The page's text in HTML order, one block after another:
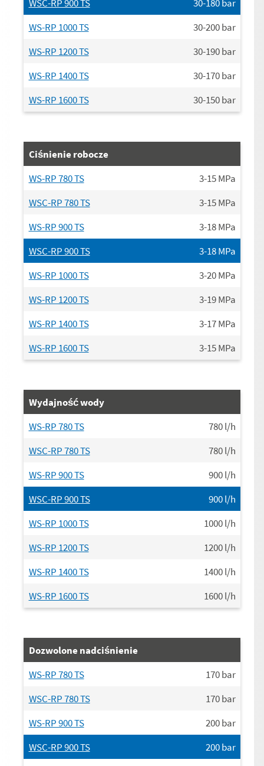
WSC-RP 900 TS
30-180bar
WS-RP 1000 TS
30-200bar
WS-RP 1200 TS
30-190bar
WS-RP 1400 TS
30-170bar
WS-RP 1600 TS
30-150bar
Ciśnienie robocze
WS-RP 780 TS
3-15MPa
WSC-RP 780 TS
3-15MPa
WS-RP 900 TS
3-18MPa
WSC-RP 900 TS
3-18MPa
WS-RP 1000 TS
3-20MPa
WS-RP 1200 TS
3-19MPa
WS-RP 1400 TS
3-17MPa
WS-RP 1600 TS
3-15MPa
Wydajność wody
WS-RP 780 TS
780l/h
WSC-RP 780 TS
780l/h
WS-RP 900 TS
900l/h
WSC-RP 900 TS
900l/h
WS-RP 1000 TS
1000l/h
WS-RP 1200 TS
1200l/h
WS-RP 1400 TS
1400l/h
WS-RP 1600 TS
1600l/h
Dozwolone nadciśnienie
WS-RP 780 TS
170bar
WSC-RP 780 TS
170bar
WS-RP 900 TS
200bar
WSC-RP 900 TS
200bar